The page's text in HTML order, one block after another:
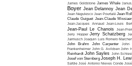
James Goldstone James Whale
Boyer Jean Delannoy Jean
Jean Negulesco Jean Pourtalé Jean
Claude Guiguet Jean-Claude
Jean-Jacques Annaud Jean-Louis
Jean-Paul Le Chanois
Jean-
Jerry Hopper Jerry Schatzberg
Jarmusch Joaquin Luis Romero
John Brahm
John Carpenter
John
Frankenheimer John G. Avildsen John
Reinhardt John Sayles John
Josef von Sternberg Joseph H.
Safdie José Antonio Nieves Conde